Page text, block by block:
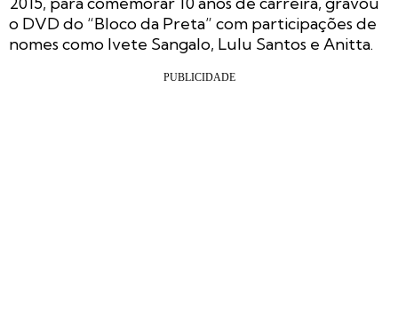
o DVD do “Bloco da Preta” com participações de
nomes como Ivete Sangalo, Lulu Santos e Anitta.